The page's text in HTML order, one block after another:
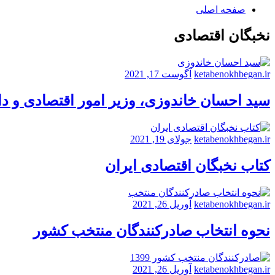
صفحه اصلی
نخبگان اقتصادی
ketabenokhbegan.ir آگوست 17, 2021
سید احسان خاندوزی، وزیر امور اقتصادی و
ketabenokhbegan.ir جولای 19, 2021
کتاب نخبگان اقتصادی ایران
ketabenokhbegan.ir آوریل 26, 2021
نحوه انتخاب صادرکنندگان منتخب کشور
ketabenokhbegan.ir آوریل 26, 2021